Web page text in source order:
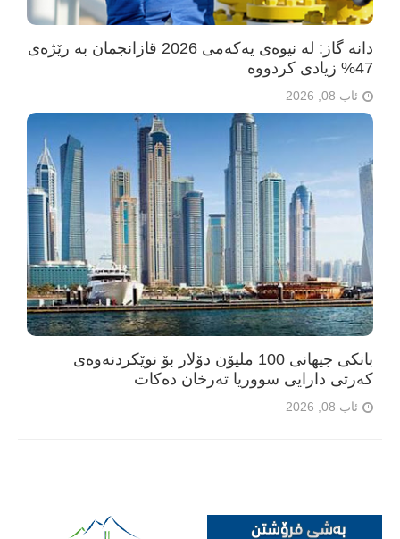
دانە گاز: لە نیوەی یەکەمی 2026 قازانجمان بە رێژەی
47% زیادی کردووە
ئاب 08, 2026
بانکی جیهانی 100 ملیۆن دۆلار بۆ نوێکردنەوەی
کەرتی دارایی سووریا تەرخان دەکات
ئاب 08, 2026